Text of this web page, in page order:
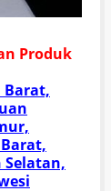
Produk
Barat,